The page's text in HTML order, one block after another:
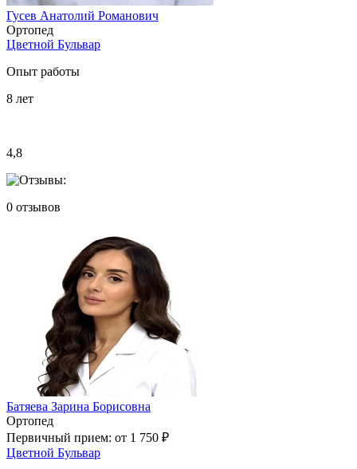
Гусев Анатолий Романович
Ортопед
Цветной Бульвар
Опыт работы
8 лет
4,8
0 отзывов
Батяева Зарина Борисовна
Ортопед
Первичный прием: от 1 750 ₽
Цветной Бульвар